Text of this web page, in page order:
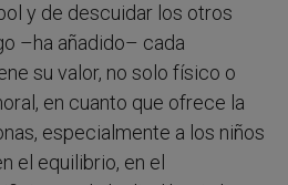
y de descuidar los otros
–ha añadido– cada
su valor, no solo físico o
en cuanto que ofrece la
especialmente a los niños
el equilibrio, en el